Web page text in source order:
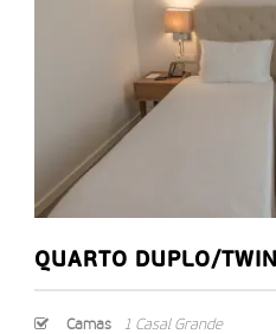
QUARTO DUPLO/
Camas 1 Casal Grande